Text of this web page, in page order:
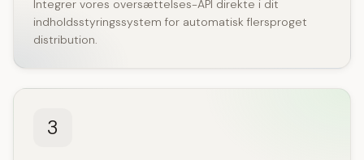
Integrer vores oversættelses-API direkte i dit
indholdsstyringssystem for automatisk flersproget
distribution.
3